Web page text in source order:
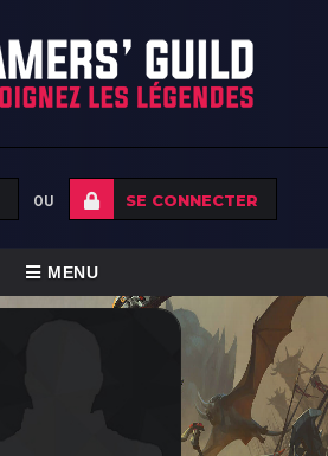
OU SE CONNECTER
BASCULER
MENU